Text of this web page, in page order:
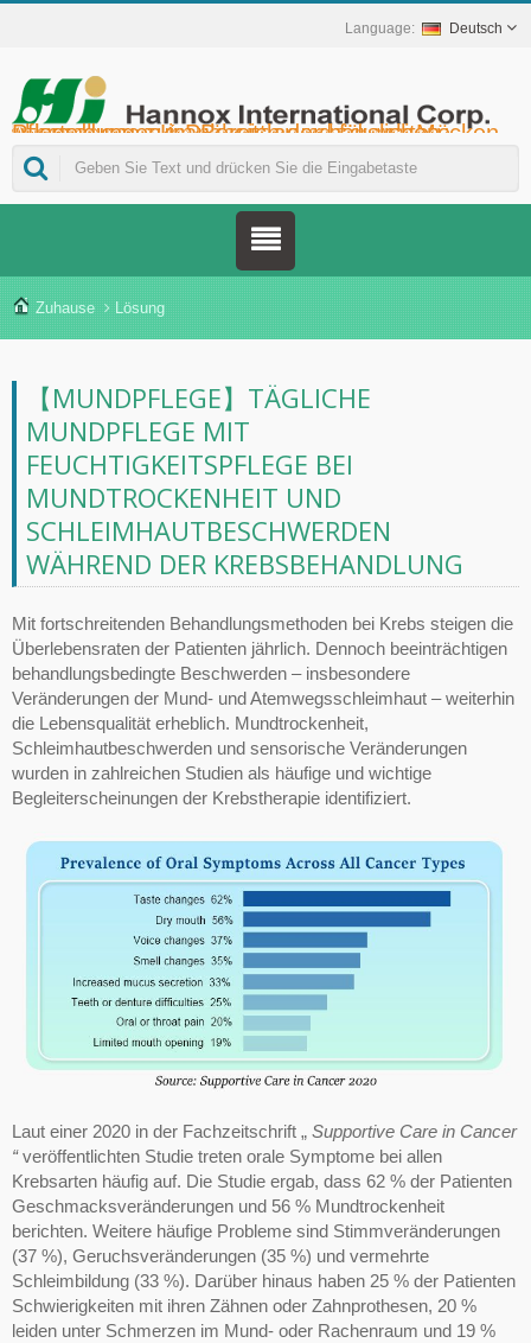
Deutsch
Hannox International Corp. - Wir unterstützen Importeure, Großhändler, Distributoren und Marken im Gesundheitswesen bei der Markteinführung von medikamentenfreien Wund- und Schleimhautpflegeprodukten für Mundgeschwüre, die unterstützende Krebstherapie, den Hautschutz, die Nasenschleimhautpflege und die Wundversorgung zu Hause. Darüber hinaus bieten wir ein breiteres Spektrum an Medizinprodukten zur Diabetesprävention und -behandlung, zur Prävention von durch Mücken übertragenen Krankheiten und für weitere Anwendungen im Bereich der häuslichen Pflege.
Zuhause Lösung
【MUNDPFLEGE】TÄGLICHE
MUNDPFLEGE MIT
FEUCHTIGKEITSPFLEGE BEI
MUNDTROCKENHEIT UND
SCHLEIMHAUTBESCHWERDEN
WÄHREND DER KREBSBEHANDLUNG
Mit fortschreitenden Behandlungsmethoden bei Krebs steigen die
Überlebensraten der Patienten jährlich. Dennoch beeinträchtigen
behandlungsbedingte Beschwerden – insbesondere
Veränderungen der Mund- und Atemwegsschleimhaut – weiterhin
die Lebensqualität erheblich. Mundtrockenheit,
Schleimhautbeschwerden und sensorische Veränderungen
wurden in zahlreichen Studien als häufige und wichtige
Begleiterscheinungen der Krebstherapie identifiziert.
Laut einer 2020 in der Fachzeitschrift „ Supportive Care in Cancer
“veröffentlichten Studie treten orale Symptome bei allen
Krebsarten häufig auf. Die Studie ergab, dass 62 % der Patienten
Geschmacksveränderungen und 56 % Mundtrockenheit
berichten. Weitere häufige Probleme sind Stimmveränderungen
(37 %), Geruchsveränderungen (35 %) und vermehrte
Schleimbildung (33 %). Darüber hinaus haben 25 % der Patienten
Schwierigkeiten mit ihren Zähnen oder Zahnprothesen, 20 %
leiden unter Schmerzen im Mund- oder Rachenraum und 19 %